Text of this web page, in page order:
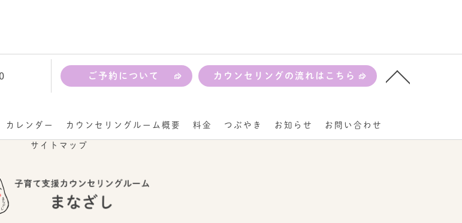
ご予約について カウンセリングの流れはこちら
カレンダー カウンセリングルーム概要 料金 つぶやき お知らせ お問い合わせ
サイトマップ